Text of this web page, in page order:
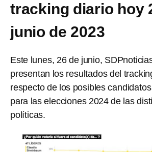
tracking diario hoy
junio de 2023
Este lunes, 26 de junio,
presentan los resultados del
respecto de los posibles
para las elecciones 2024 de las
políticas.